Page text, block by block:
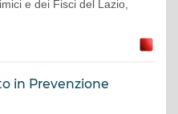
e dei Fisci del Lazio,
in Prevenzione